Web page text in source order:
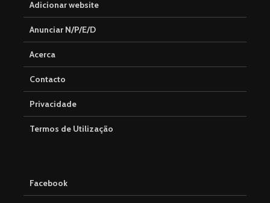
Adicionar website
Anunciar N/P/E/D
Acerca
Contacto
Privacidade
Termos de Utilização
Facebook